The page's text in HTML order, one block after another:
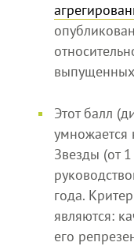
Этот балл
умножается
Звезды (от
года.
являются:
его